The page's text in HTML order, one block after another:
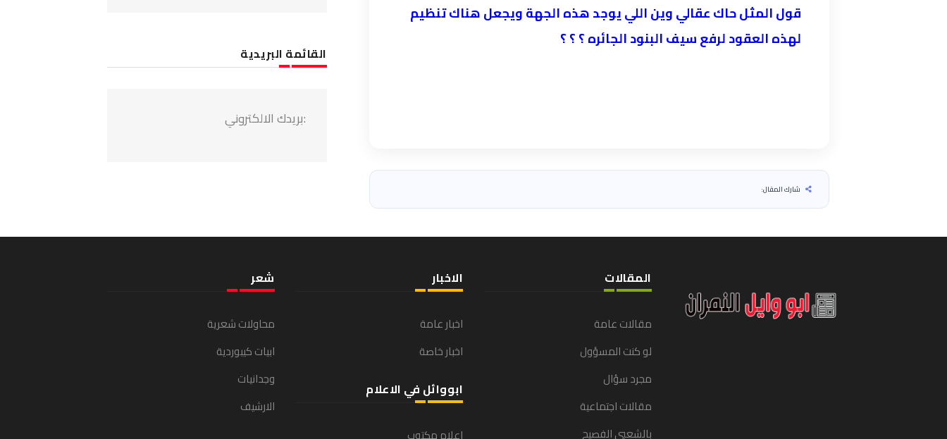
قول المثل حاك عقالي وين اللي يوجد هذه الجهة ويجعل هناك تنظيم
لهذه العقود لرفع سيف البنود الجائره ؟ ؟ ؟
شارك المقال:
القائمة البريدية
:بريدك الالكتروني
المقالات
مقالات عامة
لو كنت المسؤول
مجرد سؤال
مقالات اجتماعية
بالشعبي الفصيح
الاخبار
اخبار عامة
اخبار خاصة
ابووائل في الاعلام
شعر
محاولات شعرية
ابيات كيبوردية
وجدانيات
الارشيف